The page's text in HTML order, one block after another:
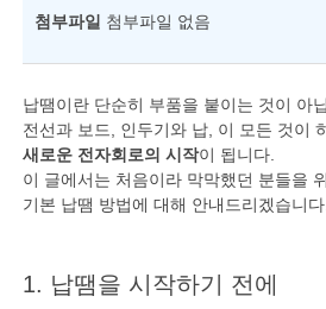
첨부파일 첨부파일 없음
납땜이란 단순히 부품을 붙이는 것이 아
전선과 보드, 인두기와 납, 이 모든 것이
새로운 전자회로의 시작이 됩니다.
이 글에서는 처음이라 막막했던 분들을
기본 납땜 방법에 대해 안내드리겠습니
1. 납땜을 시작하기 전에